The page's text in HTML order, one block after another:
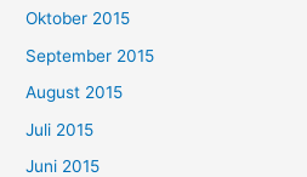
Oktober 2015
September 2015
August 2015
Juli 2015
Juni 2015